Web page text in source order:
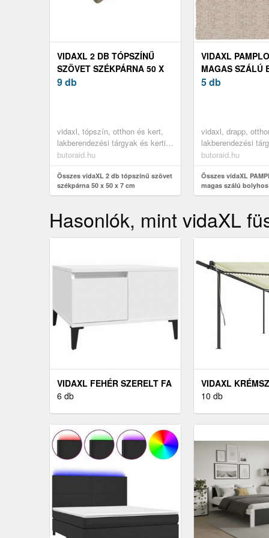
VIDAXL 2 DB TÓPSZÍNŰ
SZÖVET SZÉKPÁRNA 50 X
50 X 7 CM
9 db
vidaxl, tópszín, otthon és kert,
lakberendezési tárgyak és kerti
kiegészítők, székpárna és
butoraid.hu
Összes vidaXL 2 db tópszínű szövet
székpárna 50 x 50 x 7 cm
VIDAXL
MAGAS SZÁLÚ
MODERN
5 db
vidaxl, drapp,
lakberendezési
kiegészítők,
butoraid.hu
Összes vidaXL
magas szálú
szőnyeg 200 x 200
Hasonlók, mint vidaXL
VIDAXL FEHÉR SZERELT FA
DOHÁNYZÓASZTAL 55 X 55
6 db
VIDAXL
AUTOMATA
10 db